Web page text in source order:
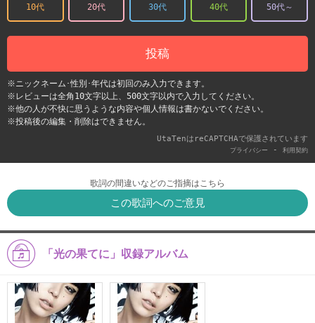
10代 20代 30代 40代 50代～
投稿
※ニックネーム･性別･年代は初回のみ入力できます。
※レビューは全角10文字以上、500文字以内で入力してください。
※他の人が不快に思うような内容や個人情報は書かないでください。
※投稿後の編集・削除はできません。
UtaTenはreCAPTCHAで保護されています
プライバシー - 利用契約
歌詞の間違いなどのご指摘はこちら
この歌詞へのご意見
「光の果てに」収録アルバム